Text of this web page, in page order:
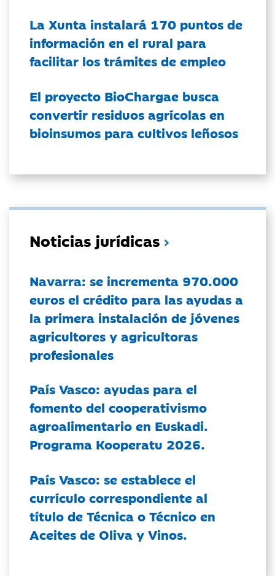
La Xunta instalará 170 puntos de
información en el rural para
facilitar los trámites de empleo
El proyecto BioChargae busca
convertir residuos agrícolas en
bioinsumos para cultivos leñosos
Noticias jurídicas
Navarra: se incrementa 970.000
euros el crédito para las ayudas a
la primera instalación de jóvenes
agricultores y agricultoras
profesionales
País Vasco: ayudas para el
fomento del cooperativismo
agroalimentario en Euskadi.
Programa Kooperatu 2026.
País Vasco: se establece el
currículo correspondiente al
título de Técnica o Técnico en
Aceites de Oliva y Vinos.